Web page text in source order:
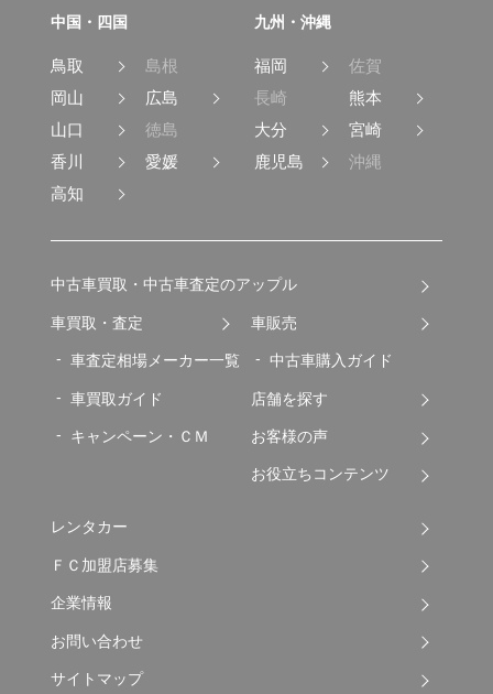
中国・四国
鳥取
島根
岡山
広島
山口
徳島
香川
愛媛
高知
九州・沖縄
福岡
佐賀
長崎
熊本
大分
宮崎
鹿児島
沖縄
中古車買取・中古車査定のアップル
車買取・査定
車査定相場メーカー一覧
車買取ガイド
キャンペーン・ＣＭ
車販売
中古車購入ガイド
店舗を探す
お客様の声
お役立ちコンテンツ
レンタカー
ＦＣ加盟店募集
企業情報
お問い合わせ
サイトマップ